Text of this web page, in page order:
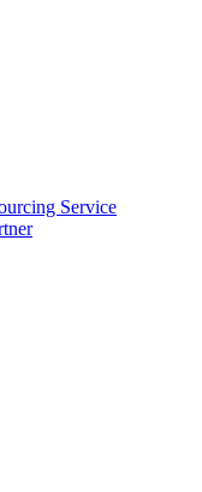
Service